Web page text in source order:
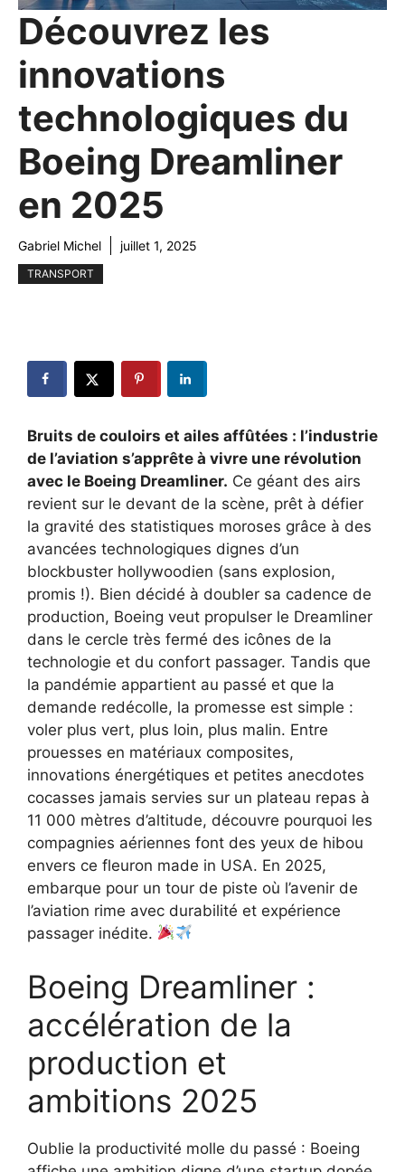
Découvrez les
innovations
technologiques du
Boeing Dreamliner
en 2025
Gabriel Michel juillet 1, 2025
TRANSPORT
Bruits de couloirs et ailes affûtées : l’industrie
de l’aviation s’apprête à vivre une révolution
avec le Boeing Dreamliner. Ce géant des airs
revient sur le devant de la scène, prêt à défier
la gravité des statistiques moroses grâce à des
avancées technologiques dignes d’un
blockbuster hollywoodien (sans explosion,
promis !). Bien décidé à doubler sa cadence de
production, Boeing veut propulser le Dreamliner
dans le cercle très fermé des icônes de la
technologie et du confort passager. Tandis que
la pandémie appartient au passé et que la
demande redécolle, la promesse est simple :
voler plus vert, plus loin, plus malin. Entre
prouesses en matériaux composites,
innovations énergétiques et petites anecdotes
cocasses jamais servies sur un plateau repas à
11 000 mètres d’altitude, découvre pourquoi les
compagnies aériennes font des yeux de hibou
envers ce fleuron made in USA. En 2025,
embarque pour un tour de piste où l’avenir de
l’aviation rime avec durabilité et expérience
passager inédite.
Boeing Dreamliner :
accélération de la
production et
ambitions 2025
Oublie la productivité molle du passé : Boeing